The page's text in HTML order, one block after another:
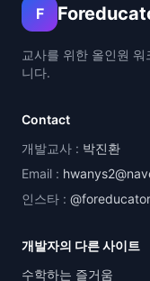
F
교사를 위한 올인원
니다.
Contact
개발교사 : 박진환
Email :
인스타 : @foreducator
개발자의 다른 사이트
수학하는 즐거움